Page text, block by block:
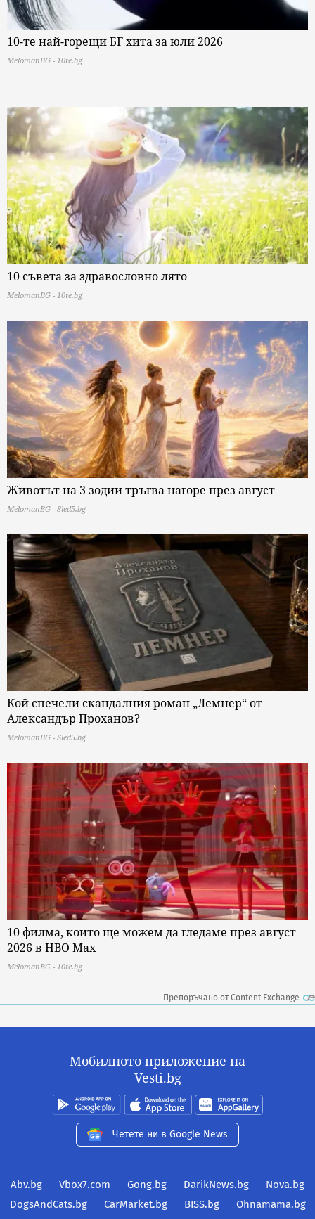
10-те най-горещи БГ хита за юли 2026
MelomanBG - 10te.bg
10 съвета за здравословно лято
MelomanBG - 10te.bg
Животът на 3 зодии тръгва нагоре през август
MelomanBG - Sled5.bg
Кой спечели скандалния роман „Лемнер“ от
Александър Проханов?
MelomanBG - Sled5.bg
10 филма, които ще можем да гледаме през август
2026 в HBO Max
MelomanBG - 10te.bg
Препоръчано от Content Exchange
Мобилното приложение на
Vesti.bg
Четете ни в Google News
Abv.bg Vbox7.com Gong.bg DarikNews.bg
Nova.bg
DogsAndCats.bg
CarMarket.bg BISS.bg
Ohnamama.bg